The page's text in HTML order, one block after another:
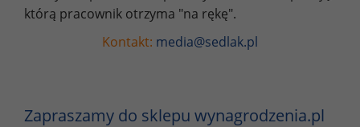
którą pracownik otrzyma "na rękę".
Kontakt: media@sedlak.pl
Zapraszamy do sklepu wynagrodzenia.pl